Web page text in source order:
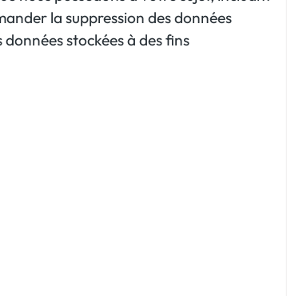
la suppression des données
stockées à des fins